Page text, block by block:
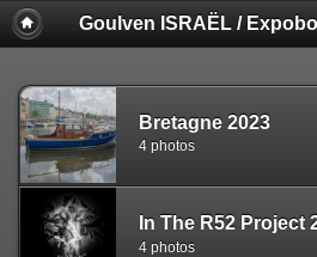
Goulven ISRAËL /
Bretagne 2023
4 photos
In The R52 Project
4 photos